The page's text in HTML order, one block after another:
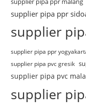
supplier pipa ppr
supplier
supplier pipa ppr
supplier pipa pvc gresik
supplier pipa pvc
supplier